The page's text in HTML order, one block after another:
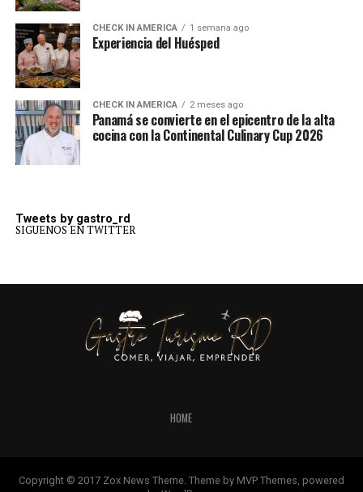
CHECK IN AMERICA 1 semana ago
Experiencia del Huésped
CHECK IN AMERICA 2 meses ago
Panamá se convierte en el epicentro de la alta
cocina con la Continental Culinary Cup 2026
Tweets by gastro_rd
SIGUENOS EN TWITTER
HOME
Copyright © 2017 Zox News Theme. Theme by MVP Themes, powered